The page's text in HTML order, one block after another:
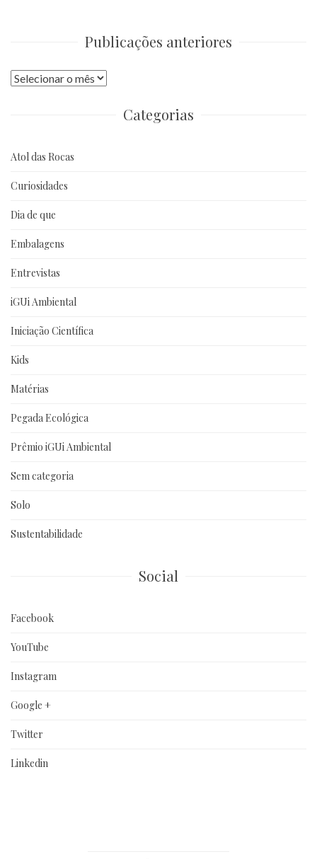
Publicações anteriores
Publicações
Categorias
Atol das Rocas
Curiosidades
Dia de que
Embalagens
Entrevistas
iGUi Ambiental
Iniciação Científica
Kids
Matérias
Pegada Ecológica
Prêmio iGUi Ambiental
Sem categoria
Solo
Sustentabilidade
Social
Facebook
YouTube
Instagram
Google +
Twitter
Linkedin